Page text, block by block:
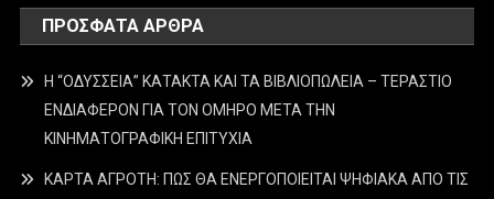
ΠΡΌΣΦΑΤΑ ΆΡΘΡΑ
Η “ΟΔΥΣΣΕΙΑ” ΚΑΤΑΚΤΑ ΚΑΙ ΤΑ ΒΙΒΛΙΟΠΩΛΕΙΑ – ΤΕΡΑΣΤΙΟ
ΕΝΔΙΑΦΕΡΟΝ ΓΙΑ ΤΟΝ ΟΜΗΡΟ ΜΕΤΑ ΤΗΝ
ΚΙΝΗΜΑΤΟΓΡΑΦΙΚΗ ΕΠΙΤΥΧΙΑ
ΚΑΡΤΑ ΑΓΡΟΤΗ: ΠΩΣ ΘΑ ΕΝΕΡΓΟΠΟΙΕΙΤΑΙ ΨΗΦΙΑΚΑ ΑΠΟ ΤΙΣ